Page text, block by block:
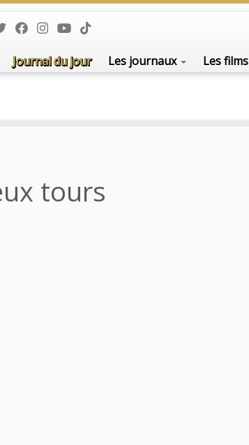
Journal du jour Les journaux Les films
tours